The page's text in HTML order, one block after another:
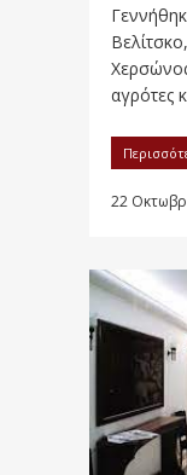
αγρότες
22